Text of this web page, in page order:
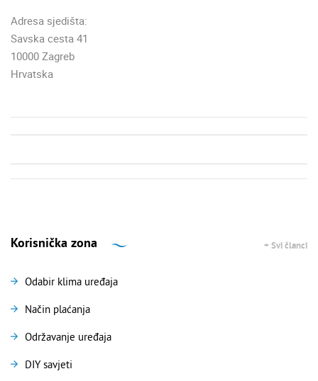
Adresa sjedišta:
Savska cesta 41
10000 Zagreb
Hrvatska
Korisnička zona + Svi članci
Odabir klima uređaja
Način plaćanja
Održavanje uređaja
DIY savjeti